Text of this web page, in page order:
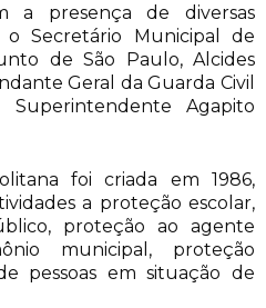
a presença de diversas
Secretário Municipal de
de São Paulo, Alcides
Geral da Guarda Civil
Superintendente Agapito
foi criada em 1986,
a proteção escolar,
proteção ao agente
municipal, proteção
pessoas em situação de